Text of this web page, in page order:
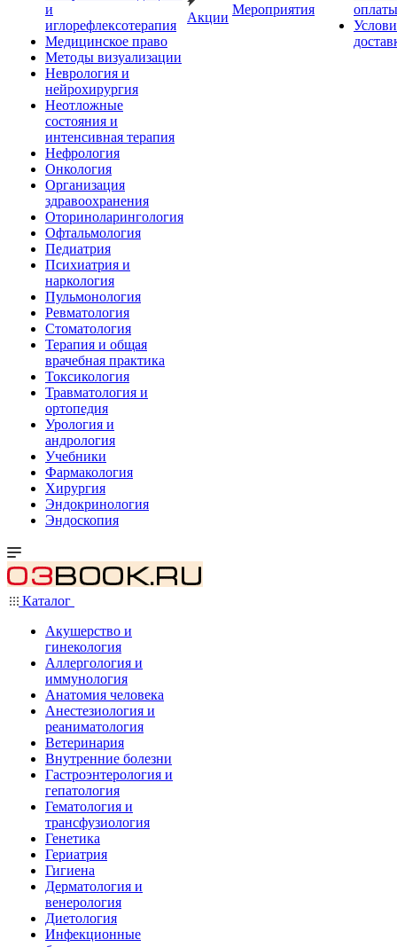
и
иглорефлексотерапия
Медицинское право
Методы визуализации
Неврология и
нейрохирургия
Неотложные
состояния и
интенсивная терапия
Нефрология
Онкология
Организация
здравоохранения
Оториноларингология
Офтальмология
Педиатрия
Психиатрия и
наркология
Пульмонология
Ревматология
Стоматология
Терапия и общая
врачебная практика
Токсикология
Травматология и
ортопедия
Урология и
андрология
Учебники
Фармакология
Хирургия
Эндокринология
Эндоскопия
Акции
Мероприятия
оплаты
Каталог
Акушерство и
гинекология
Аллергология и
иммунология
Анатомия человека
Анестезиология и
реаниматология
Ветеринария
Внутренние болезни
Гастроэнтерология и
гепатология
Гематология и
трансфузиология
Генетика
Гериатрия
Гигиена
Дерматология и
венерология
Диетология
Инфекционные